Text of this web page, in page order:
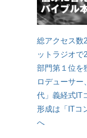
総アクセス数
ットラジオで
部門第１位を
ロデューサー
代」義経式IT
形成は「ITコ
へ